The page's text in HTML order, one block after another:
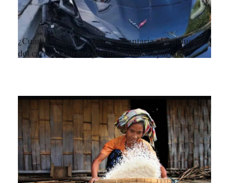
¿Cuántos años de cárcel enfrentaría el conductor
del carro deportivo por muerte de repartidor?